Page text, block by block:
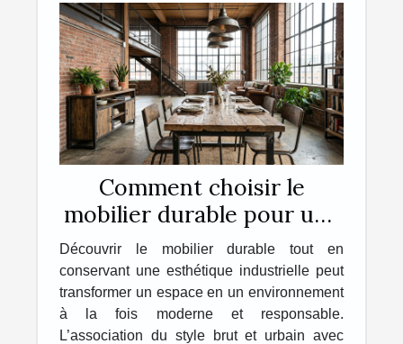
Comment choisir le
mobilier durable pour une
esthétique industrielle ?
Découvrir le mobilier durable tout en
conservant une esthétique industrielle peut
transformer un espace en un environnement
à la fois moderne et responsable.
L’association du style brut et urbain avec